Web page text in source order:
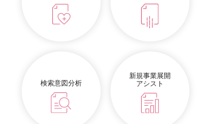
検索意図分析
新規事業展開
アシスト